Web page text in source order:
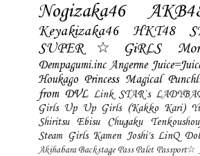
Nogizaka46
Keyakizaka46 HKT48
SUPER☆GiRLS
Dempagumi.inc Angerme
Houkago Princess Magical
from DVL Link STAR`s
Girls Up Up Girls (Kakko Kari)
Shiritsu Ebisu Chugaku
Steam Girls Kamen Joshi's LinQ
Akihabara Backstage Pass Palet Passport☆